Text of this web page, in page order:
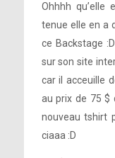
Ohhhh
tenue elle en a
ce Backstage
sur son site
car il acceuille
au prix de 75 $
nouveau tshirt
ciaaa :D